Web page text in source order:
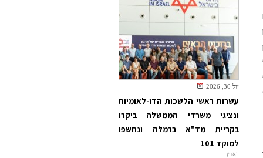
יול 30, 2026
עשרות ראשי הלשכות הדו-לאומיות
ונציגי משרדי הממשלה ביקרו
בקריית מד"א ברמלה ונחשפו
למוקד 101
בארץ